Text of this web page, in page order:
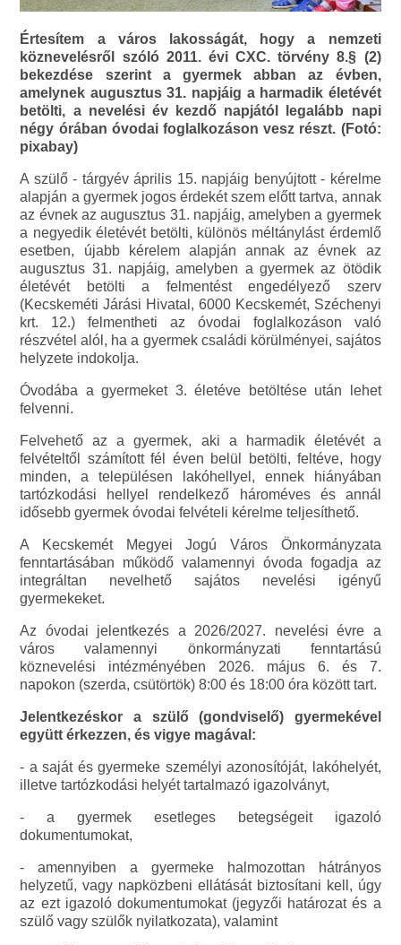
Értesítem a város lakosságát, hogy a nemzeti
köznevelésről szóló 2011. évi CXC. törvény 8.§ (2)
bekezdése szerint a gyermek abban az évben,
amelynek augusztus 31. napjáig a harmadik életévét
betölti, a nevelési év kezdő napjától legalább napi
négy órában óvodai foglalkozáson vesz részt. (Fotó:
pixabay)
A szülő - tárgyév április 15. napjáig benyújtott - kérelme
alapján a gyermek jogos érdekét szem előtt tartva, annak
az évnek az augusztus 31. napjáig, amelyben a gyermek
a negyedik életévét betölti, különös méltánylást érdemlő
esetben, újabb kérelem alapján annak az évnek az
augusztus 31. napjáig, amelyben a gyermek az ötödik
életévét betölti a felmentést engedélyező szerv
(Kecskeméti Járási Hivatal, 6000 Kecskemét, Széchenyi
krt. 12.) felmentheti az óvodai foglalkozáson való
részvétel alól, ha a gyermek családi körülményei, sajátos
helyzete indokolja.
Óvodába a gyermeket 3. életéve betöltése után lehet
felvenni.
Felvehető az a gyermek, aki a harmadik életévét a
felvételtől számított fél éven belül betölti, feltéve, hogy
minden, a településen lakóhellyel, ennek hiányában
tartózkodási hellyel rendelkező hároméves és annál
idősebb gyermek óvodai felvételi kérelme teljesíthető.
A Kecskemét Megyei Jogú Város Önkormányzata
fenntartásában működő valamennyi óvoda fogadja az
integráltan nevelhető sajátos nevelési igényű
gyermekeket.
Az óvodai jelentkezés a 2026/2027. nevelési évre a
város valamennyi önkormányzati fenntartású
köznevelési intézményében 2026. május 6. és 7.
napokon (szerda, csütörtök) 8:00 és 18:00 óra között tart.
Jelentkezéskor a szülő (gondviselő) gyermekével
együtt érkezzen, és vigye magával:
- a saját és gyermeke személyi azonosítóját, lakóhelyét,
illetve tartózkodási helyét tartalmazó igazolványt,
- a gyermek esetleges betegségeit igazoló
dokumentumokat,
- amennyiben a gyermeke halmozottan hátrányos
helyzetű, vagy napközbeni ellátását biztosítani kell, úgy
az ezt igazoló dokumentumokat (jegyzői határozat és a
szülő vagy szülők nyilatkozata), valamint